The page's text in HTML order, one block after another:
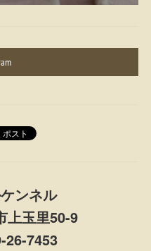
ンネル
上玉里50-9
7453